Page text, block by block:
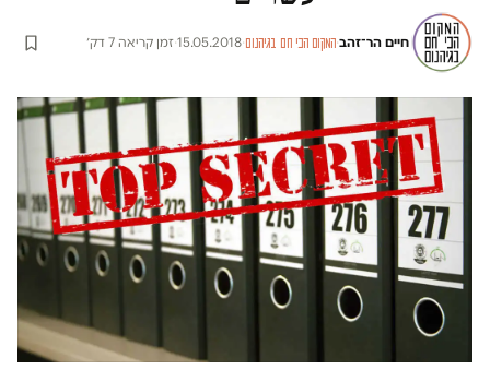
חיים הר־זהב·המקום הכי חם בגיהנום·
15.05.2018
·זמן קריאה 7 דק׳